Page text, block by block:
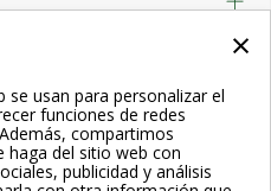
×
usan para personalizar el
funciones de redes
compartimos
haga del sitio web con
publicidad y análisis